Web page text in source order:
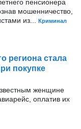
пенсионера
мошенничество,
из...
Криминал
региона стала
покупке
женщине
оплатив их